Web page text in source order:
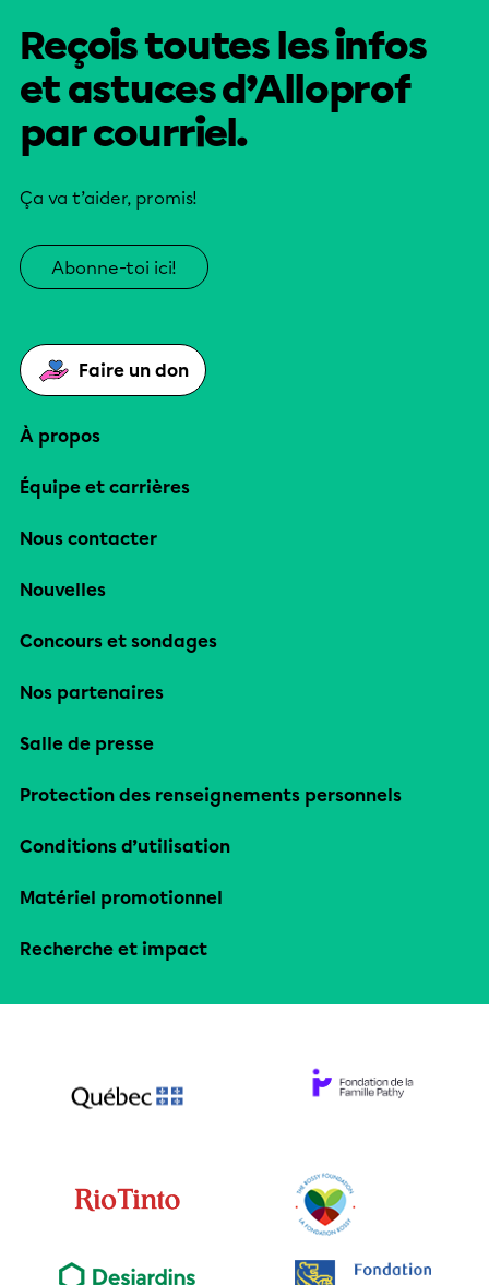
Reçois toutes les infos
et astuces d’Alloprof
par courriel.
Ça va t’aider, promis!
Abonne-toi ici!
Faire un don
À propos
Équipe et carrières
Nous contacter
Nouvelles
Concours et sondages
Nos partenaires
Salle de presse
Protection des renseignements personnels
Conditions d’utilisation
Matériel promotionnel
Recherche et impact